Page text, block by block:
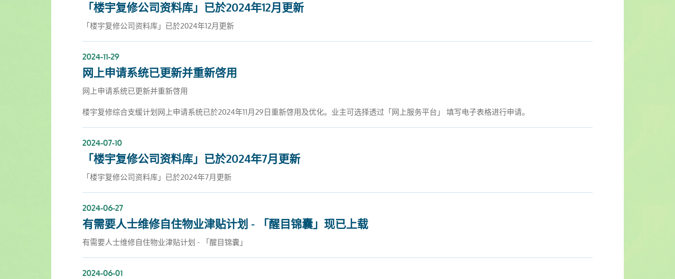
「楼宇复修公司资料库」已於2024年12月更新
「楼宇复修公司资料库」已於2024年12月更新
2024-11-29
网上申请系统已更新并重新啓用
网上申请系统已更新并重新啓用
楼宇复修综合支缓计划网上申请系统已於2024年11月29日重新啓用及优化。业主可选择透过「网上服务平台」 填写电子表格进行申请。
2024-07-10
「楼宇复修公司资料库」已於2024年7月更新
「楼宇复修公司资料库」已於2024年7月更新
2024-06-27
有需要人士维修自住物业津贴计划 - 「醒目锦囊」现已上载
有需要人士维修自住物业津贴计划 - 「醒目锦囊」
2024-06-01